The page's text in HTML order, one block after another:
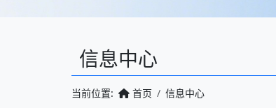
信息中心
当前位置: 首页 信息中心